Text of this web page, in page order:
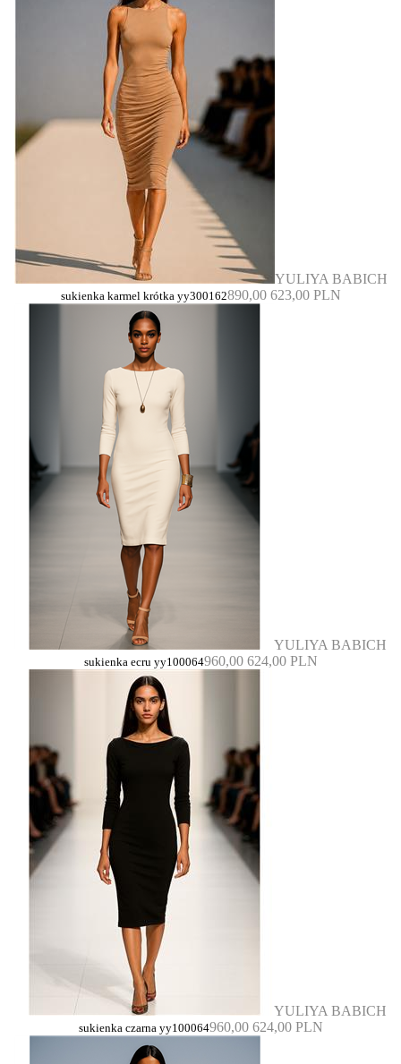
YULIYA BABICH
sukienka karmel krótka yy300162890,00 623,00 PLN
YULIYA BABICH
sukienka ecru yy100064960,00 624,00 PLN
YULIYA BABICH
sukienka czarna yy100064960,00 624,00 PLN